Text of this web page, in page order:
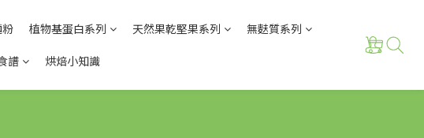
植物基蛋白系列 天然果乾堅果系列 無麩質系列
譜 烘焙小知識